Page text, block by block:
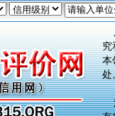
加
本
处
没
有